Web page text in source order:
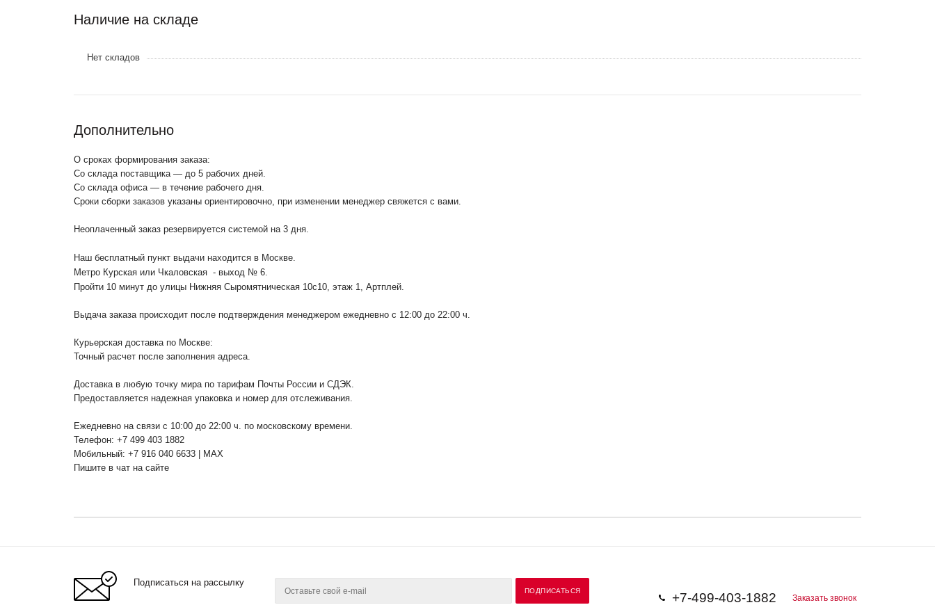
Наличие на складе
Нет складов
Дополнительно
О сроках формирования заказа:
Со склада поставщика — до 5 рабочих дней.
Со склада офиса — в течение рабочего дня.
Сроки сборки заказов указаны ориентировочно, при изменении менеджер свяжется с вами.
Неоплаченный заказ резервируется системой на 3 дня.
Наш бесплатный пункт выдачи находится в Москве.
Метро Курская или Чкаловская - выход № 6.
Пройти 10 минут до улицы Нижняя Сыромятническая 10с10 , этаж 1, Артплей.
Выдача заказа происходит после подтверждения менеджером ежедневно с 12:00 до 22:00 ч.
Курьерская доставка по Москве:
Точный расчет после заполнения адреса.
Доставка в любую точку мира по тарифам Почты России и СДЭК.
Предоставляется надежная упаковка и номер для отслеживания.
Ежедневно на связи с 10:00 до 22:00 ч. по московскому времени.
Телефон: +7 499 403 1882
Мобильный: +7 916 040 6633 | MAX
Пишите в чат на сайте
Подписаться на рассылку
+7-499-403-1882 Заказать звонок